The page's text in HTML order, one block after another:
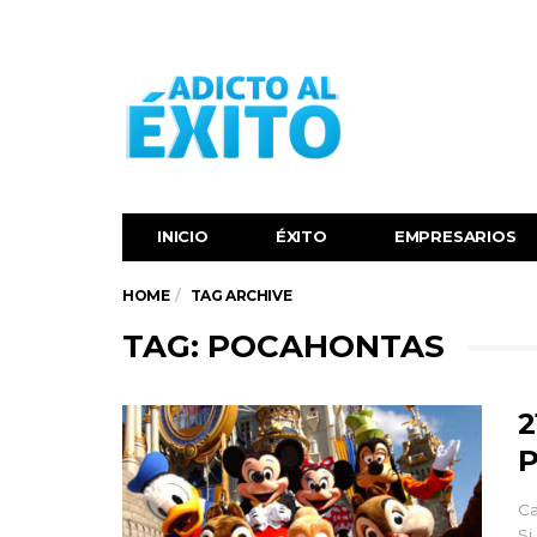
INICIO ÉXITO‬ EMPRESARIOS
HOME TAG ARCHIVE
TAG: POCAHONTAS